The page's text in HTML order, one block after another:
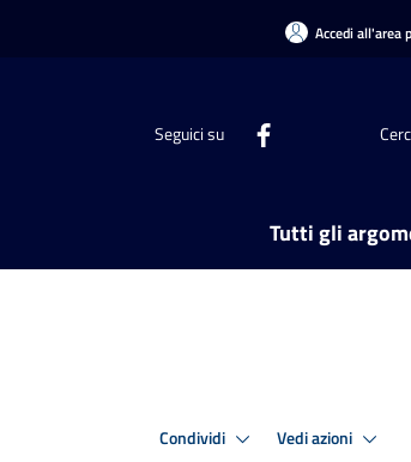
Accedi all'area
Seguici su
Tutti gli
Condividi Vedi azioni